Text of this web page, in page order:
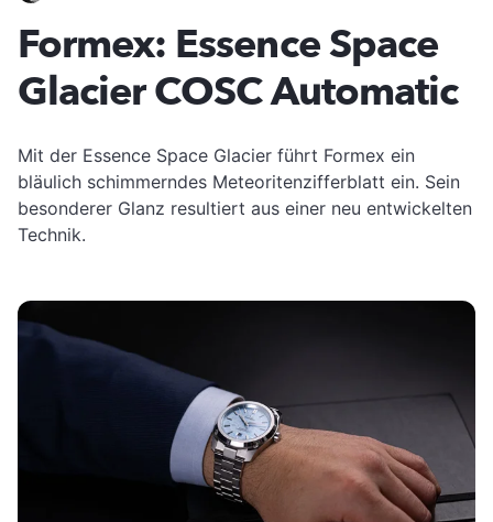
Formex: Essence Space
Glacier COSC Automatic
Mit der Essence Space Glacier führt Formex ein
bläulich schimmerndes Meteoritenzifferblatt ein. Sein
besonderer Glanz resultiert aus einer neu entwickelten
Technik.